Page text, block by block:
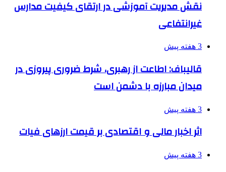
نقش مدیریت آموزشی در ارتقای کیفیت مدارس
غیرانتفاعی
3 هفته پیش
قالیباف: اطاعت از رهبری، شرط ضروری پیروزی در
میدان مبارزه با دشمن است
3 هفته پیش
اثر اخبار مالی و اقتصادی بر قیمت ارزهای فیات
3 هفته پیش